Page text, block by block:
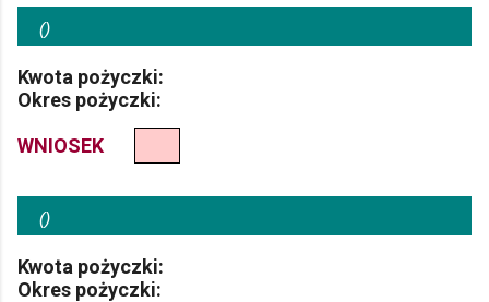
()
Kwota pożyczki:
Okres pożyczki:
WNIOSEK
()
Kwota pożyczki:
Okres pożyczki: